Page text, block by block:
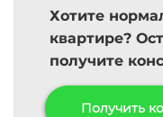
Хотите
квартире?
получите
Получить